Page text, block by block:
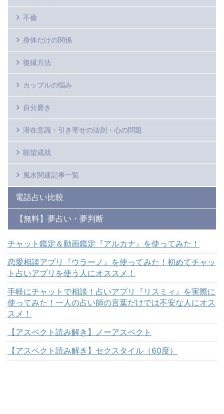
不倫
身体だけの関係
復縁方法
カップルの悩み
自分磨き
潜在意識・引き寄せの法則・心の問題
願望成就
風水関連記事一覧
電話占い比較
【無料】夢占い・夢判断
チャット鑑定＆動画鑑定『アルカナ』を使ってみた！
恋愛相談アプリ『ウラーノ』を使ってみた！初めてチャッ
ト占いアプリを使う人にオススメ！
手軽にチャットで相談！占いアプリ『リスミィ』を実際に
使ってみた！一人の占い師の言葉だけでは不安な人にオス
スメ！
【アスペクト読み解き】ノーアスペクト
【アスペクト読み解き】セクスタイル（60度）